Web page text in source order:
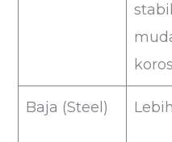
Baja (Steel)